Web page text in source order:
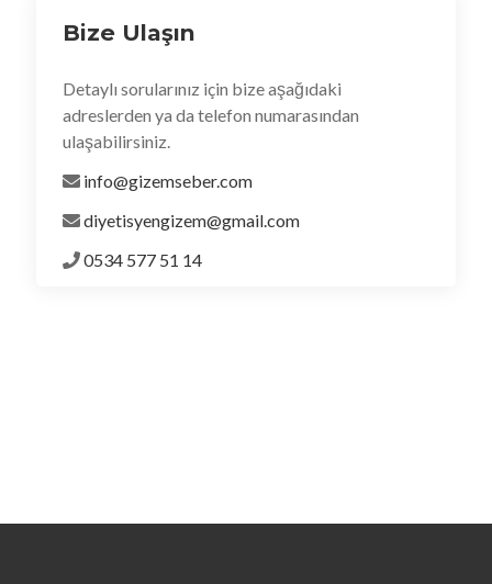
Bize Ulaşın
Detaylı sorularınız için bize aşağıdaki
adreslerden ya da telefon numarasından
ulaşabilirsiniz.
info@gizemseber.com
diyetisyengizem@gmail.com
0534 577 51 14